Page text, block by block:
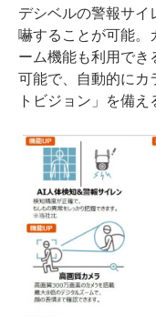
デシベルの警報サイ
嚇することが可能。
ーム機能も利用でき
可能で、自動的にカ
トビジョン」を備え